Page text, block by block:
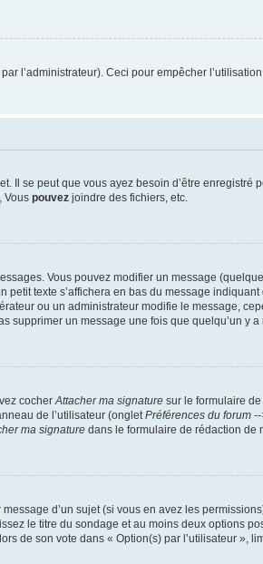
l’administrateur). Ceci pour empêcher
Il se peut que vous ayez besoin d’être enregistré
Vous pouvez joindre des fichiers, etc.
Vous pouvez modifier un message
texte s’affichera en bas du message indiquant
ou un administrateur modifie le message,
supprimer un message une fois que quelqu’un y a
cocher Attacher ma signature sur le formulaire
de l’utilisateur (onglet Préférences du forum
ma signature dans le formulaire de rédaction de
d’un sujet (si vous en avez les
le titre du sondage et au moins deux options
de son vote dans « Option(s) par l’utilisateur »,